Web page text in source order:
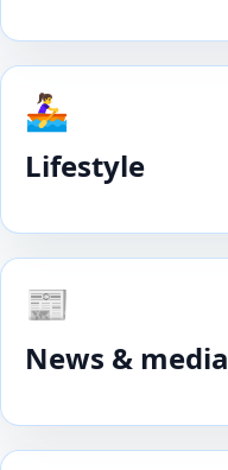
🚣‍♀️
Lifestyle
📰
News & media